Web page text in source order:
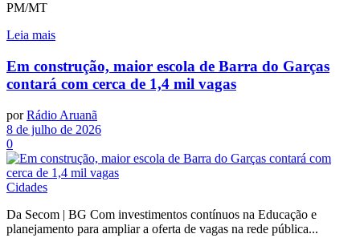
PM/MT
Leia mais
Em construção, maior escola de Barra do Garças
contará com cerca de 1,4 mil vagas
por Rádio Aruanã
8 de julho de 2026
0
Cidades
Da Secom | BG Com investimentos contínuos na Educação e
planejamento para ampliar a oferta de vagas na rede pública...